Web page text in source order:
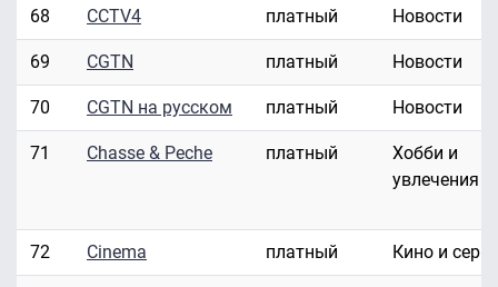
68 CCTV4 платный Новости
69 CGTN платный Новости
70 CGTN на русском платный Новости
71 Chasse & Peche платный
Хобби и
увлечения
72 Cinema платный Кино и